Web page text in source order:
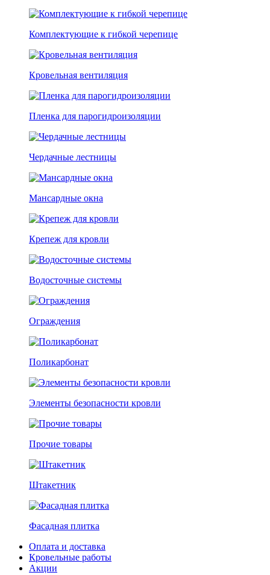
Комплектующие к гибкой черепице
Кровельная вентиляция
Пленка для парогидроизоляции
Чердачные лестницы
Мансардные окна
Крепеж для кровли
Водосточные системы
Ограждения
Поликарбонат
Элементы безопасности кровли
Прочие товары
Штакетник
Фасадная плитка
Оплата и доставка
Кровельные работы
Акции